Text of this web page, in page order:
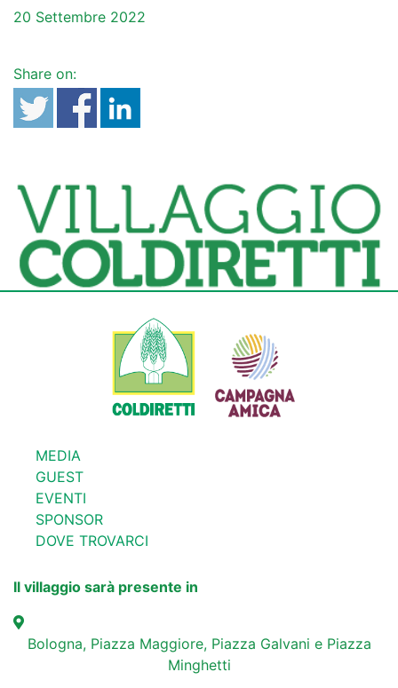
20 Settembre 2022
Share on:
MEDIA
GUEST
EVENTI
SPONSOR
DOVE TROVARCI
Il villaggio sarà presente in
Bologna, Piazza Maggiore, Piazza Galvani e Piazza
Minghetti